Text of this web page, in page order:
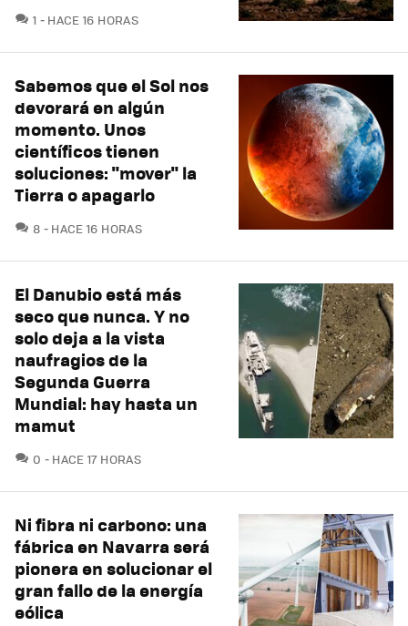
1 COMENTARIOS
HACE 16 HORAS
Sabemos que el Sol nos
devorará en algún
momento. Unos
científicos tienen
soluciones: "mover" la
Tierra o apagarlo
8 COMENTARIOS
HACE 16 HORAS
El Danubio está más
seco que nunca. Y no
solo deja a la vista
naufragios de la
Segunda Guerra
Mundial: hay hasta un
mamut
0 COMENTARIOS
HACE 17 HORAS
Ni fibra ni carbono: una
fábrica en Navarra será
pionera en solucionar el
gran fallo de la energía
eólica